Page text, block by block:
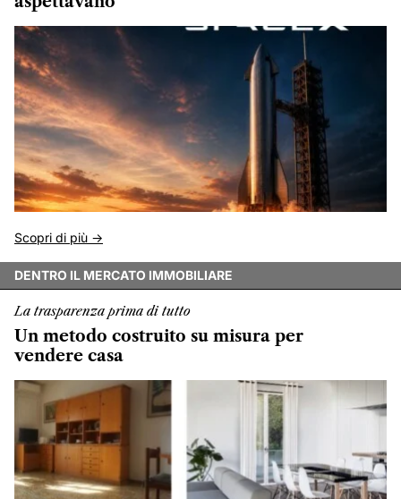
Scopri di più ->
DENTRO IL MERCATO IMMOBILIARE
La trasparenza prima di tutto
Un metodo costruito su misura per
vendere casa